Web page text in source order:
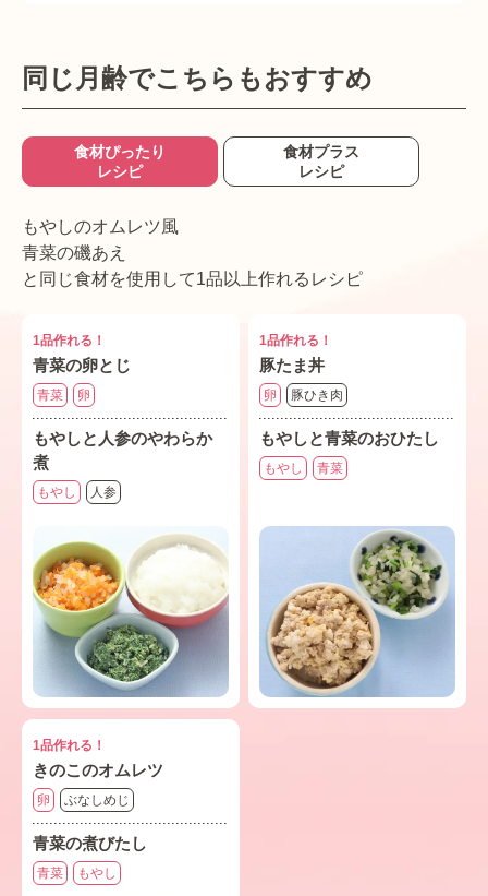
同じ月齢でこちらもおすすめ
食材ぴったり
レシピ
食材プラス
レシピ
もやしのオムレツ風
青菜の磯あえ
と同じ食材を使用して1品以上作れるレシピ
1品作れる！
青菜の卵とじ
青菜 卵
もやしと人参のやわらか
煮
もやし 人参
1品作れる！
豚たま丼
卵 豚ひき肉
もやしと青菜のおひたし
もやし 青菜
1品作れる！
きのこのオムレツ
卵 ぶなしめじ
青菜の煮びたし
青菜 もやし